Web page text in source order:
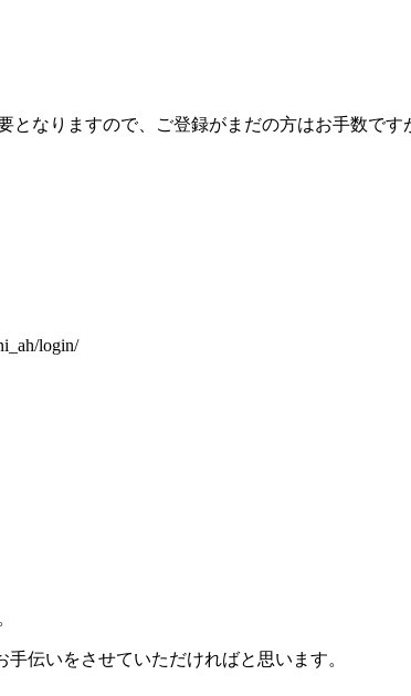
となりますので、ご登録がまだの方はお手数で
login/
伝いをさせていただければと思います。